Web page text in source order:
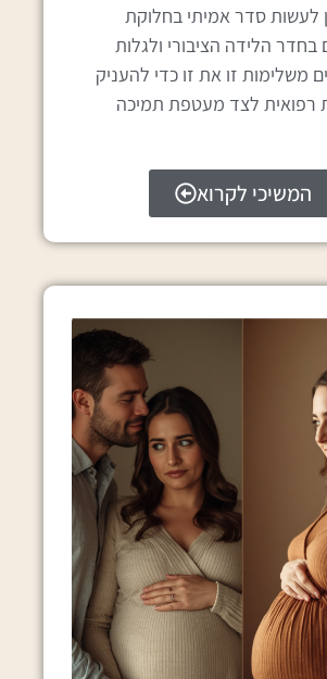
לעשות סדר אמיתי בחלוקת
בחדר הלידה הציבורי ולגלות
משלימות זו את זו כדי להעניק
רפואית לצד מעטפת תמיכה
המשיכי לקרוא